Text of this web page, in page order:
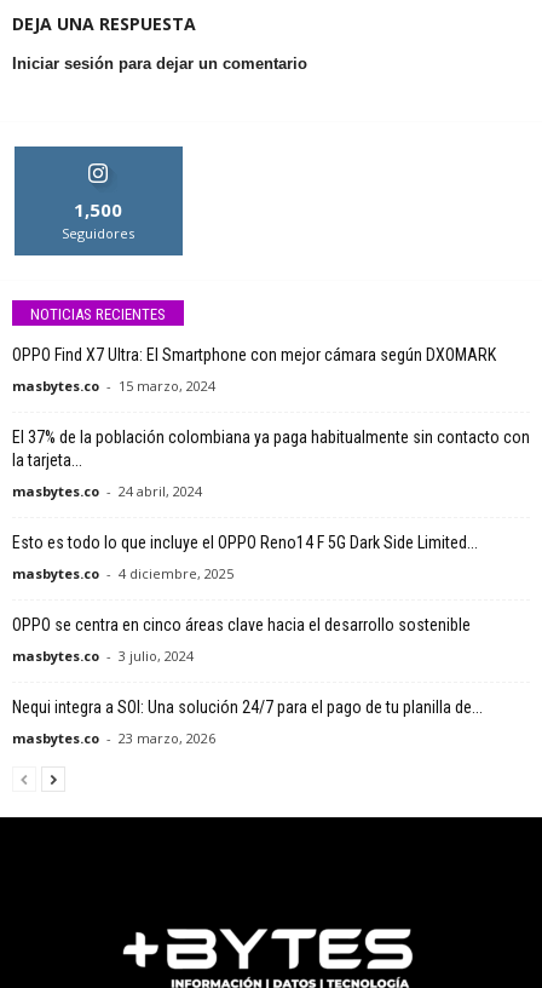
DEJA UNA RESPUESTA
Iniciar sesión para dejar un comentario
1,500
Seguidores
NOTICIAS RECIENTES
OPPO Find X7 Ultra: El Smartphone con mejor cámara según DXOMARK
masbytes.co - 15 marzo, 2024
El 37% de la población colombiana ya paga habitualmente sin contacto con
la tarjeta...
masbytes.co - 24 abril, 2024
Esto es todo lo que incluye el OPPO Reno14 F 5G Dark Side Limited...
masbytes.co - 4 diciembre, 2025
OPPO se centra en cinco áreas clave hacia el desarrollo sostenible
masbytes.co - 3 julio, 2024
Nequi integra a SOI: Una solución 24/7 para el pago de tu planilla de...
masbytes.co - 23 marzo, 2026